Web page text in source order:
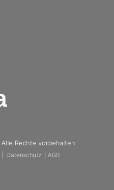
Rechte vorbehalten
Datenschutz AGB